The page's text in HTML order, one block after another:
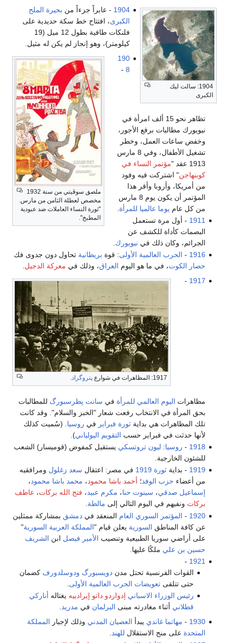
1904: سالت ليك
الكبرى
1904 - عابراً جزءاً من بحيرة الملح
الكبرى، افتتاح خط سكة حديدية على
فلنكات طافية بطول 12 ميل (19
كيلومتر)، وهو إنجاز لم يكن له مثيل.
ملصق سوڤيتي من سنة 1932
مخصص لعطلة الثامن من مارس.
"ثورة النساء العاملات ضد عبودية
المطبخ".
190
8
-
تظاهر نحو 15 ألف امرأة في
نيويورك مطالبات برفع الأجور،
وخفض ساعات العمل، وخطر
تشغيل الأطفال، وفي 8 مارس
1913 عقد "
مؤتمر النساء في
كوبنهاجن" اشتركت فيه وفود
من أمريكا، وأروبا وأقر هذا
المؤتمر أن يكون يوم 8 مارس
من كل عام يوما عالميا للمرأة
1911 - أول مرة تستعمل
البصمات كأداة للكشف عن
الجرائم، وكان ذلك في نيويورك
1916
- الحرب العالمية الأولى: قوة بريطانية تحاول دون جدوى فك
حصار الكوت، في ما هو اليوم العراق، وذلك في معركة الدجيل.
1917: المظاهرات في شوارع پتروگراد.
1917
-
مظاهرات اليوم العالمي للمرأة في سانت پطرسبورگ للمطالبات
بحق المرأة في الانتخاب رفعت شعار "الخبز والسلام". وقد كانت
تلك المظاهرات هي بدايةثورة فبراير في روسيا . (سُميت كذلك
لأنها حدثت في فبراير حسب التقويم اليولياني).
1918
- روسيا: ليون تروتسكي يستقيل كمفوض (قوميسار) الشعب
للشئون الخارجية.
1919 - بدايةثورة 1919 في مصر: اعتقال سعد زغلول ومرافقيه
من أعضاء حزب الوفد؛ أحمد باشا محمود، محمد باشا محمود،
إسماعيل صدقي، سينوت حنا، مكرم عبيد، فتح الله بركات، عاطف
بركات ونفيهم في اليوم التالي إلى مالطة.
1920
- المؤتمر السوري العام المنعقد فيدمشق بمشاركة ممثلين
عن كافة المناطق السورية يعلن قيام "المملكة العربية السورية"
على أراضي سوريا الطبيعية وتنصيب الأمير فيصل ابن الشريف
حسين بن علي ملكًا عليها.
1921
-
القوات الفرنسية تحتل مدن دويسبورگ ودوسلدورف كضمان
حتى تتلقى تعويضات الحرب العالمية الأولى
رئيس الوزراء الاسباني إدواردو داتو إيرادييه يغتاله أناركي
قطلاني أثناء مغادرته مبنى البرلمان في مدريد.
1930
- مهاتما غاندي يبدأ العصيان المدني وذلك لإجبار المملكة
المتحدة على منح الاستقلال للهند.